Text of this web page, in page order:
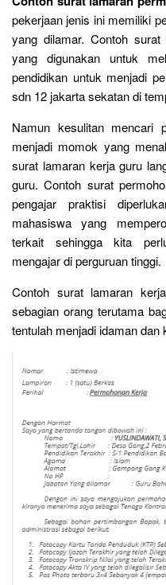
pekerjaan jenis ini memiliki
yang dilamar. Contoh
yang digunakan untuk
pendidikan untuk menjadi
sdn 12 jakarta sekatan di
Namun kesulitan mencari
menjadi momok yang
surat lamaran kerja guru
guru. Contoh surat
pengajar praktisi
mahasiswa yang
terkait sehingga kita
mengajar di perguruan tinggi.
Contoh surat lamaran
sebagian orang terutama
tentulah menjadi idaman dan